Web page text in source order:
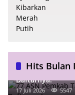
Hits Bulan
77 ASN Pemkab
Daftarnya!
17 Juli 2026 5547